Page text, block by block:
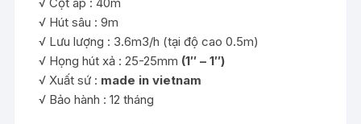
√ Hút sâu : 9m
√ Lưu lượng : 3.6m3/h (tại độ cao 0.5m)
√ Họng hút xả : 25-25mm (1″ – 1″)
√ Xuất sứ : made in vietnam
√ Bảo hành : 12 tháng